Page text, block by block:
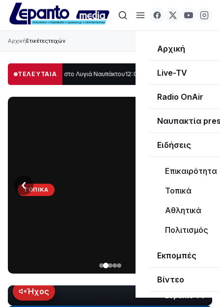
Αρχική
Live-TV
Radio OnAir
Ναυπακτία
Ειδήσεις
Επικαιρότητα
Τοπικά
Αθλητικά
Πολιτισμός
Εκπομπές
Βίντεο
ΑρχικήΕτικέτεςτειχών
ΤΕΛΕΥΤΑΙΑ
μέρος στο Λυγιά Ναυπάκτου12:08 Σε τροχιά υλοποίησης η Παράκαμψη
ΤΟΠΙΚΆ
Ναυπάκτου
εδώ
και
‹
LIVEΉχος